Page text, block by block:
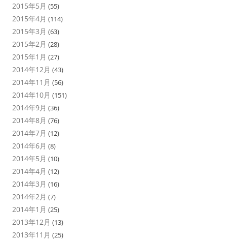
2015年5月 (55)
2015年4月 (114)
2015年3月 (63)
2015年2月 (28)
2015年1月 (27)
2014年12月 (43)
2014年11月 (56)
2014年10月 (151)
2014年9月 (36)
2014年8月 (76)
2014年7月 (12)
2014年6月 (8)
2014年5月 (10)
2014年4月 (12)
2014年3月 (16)
2014年2月 (7)
2014年1月 (25)
2013年12月 (13)
2013年11月 (25)